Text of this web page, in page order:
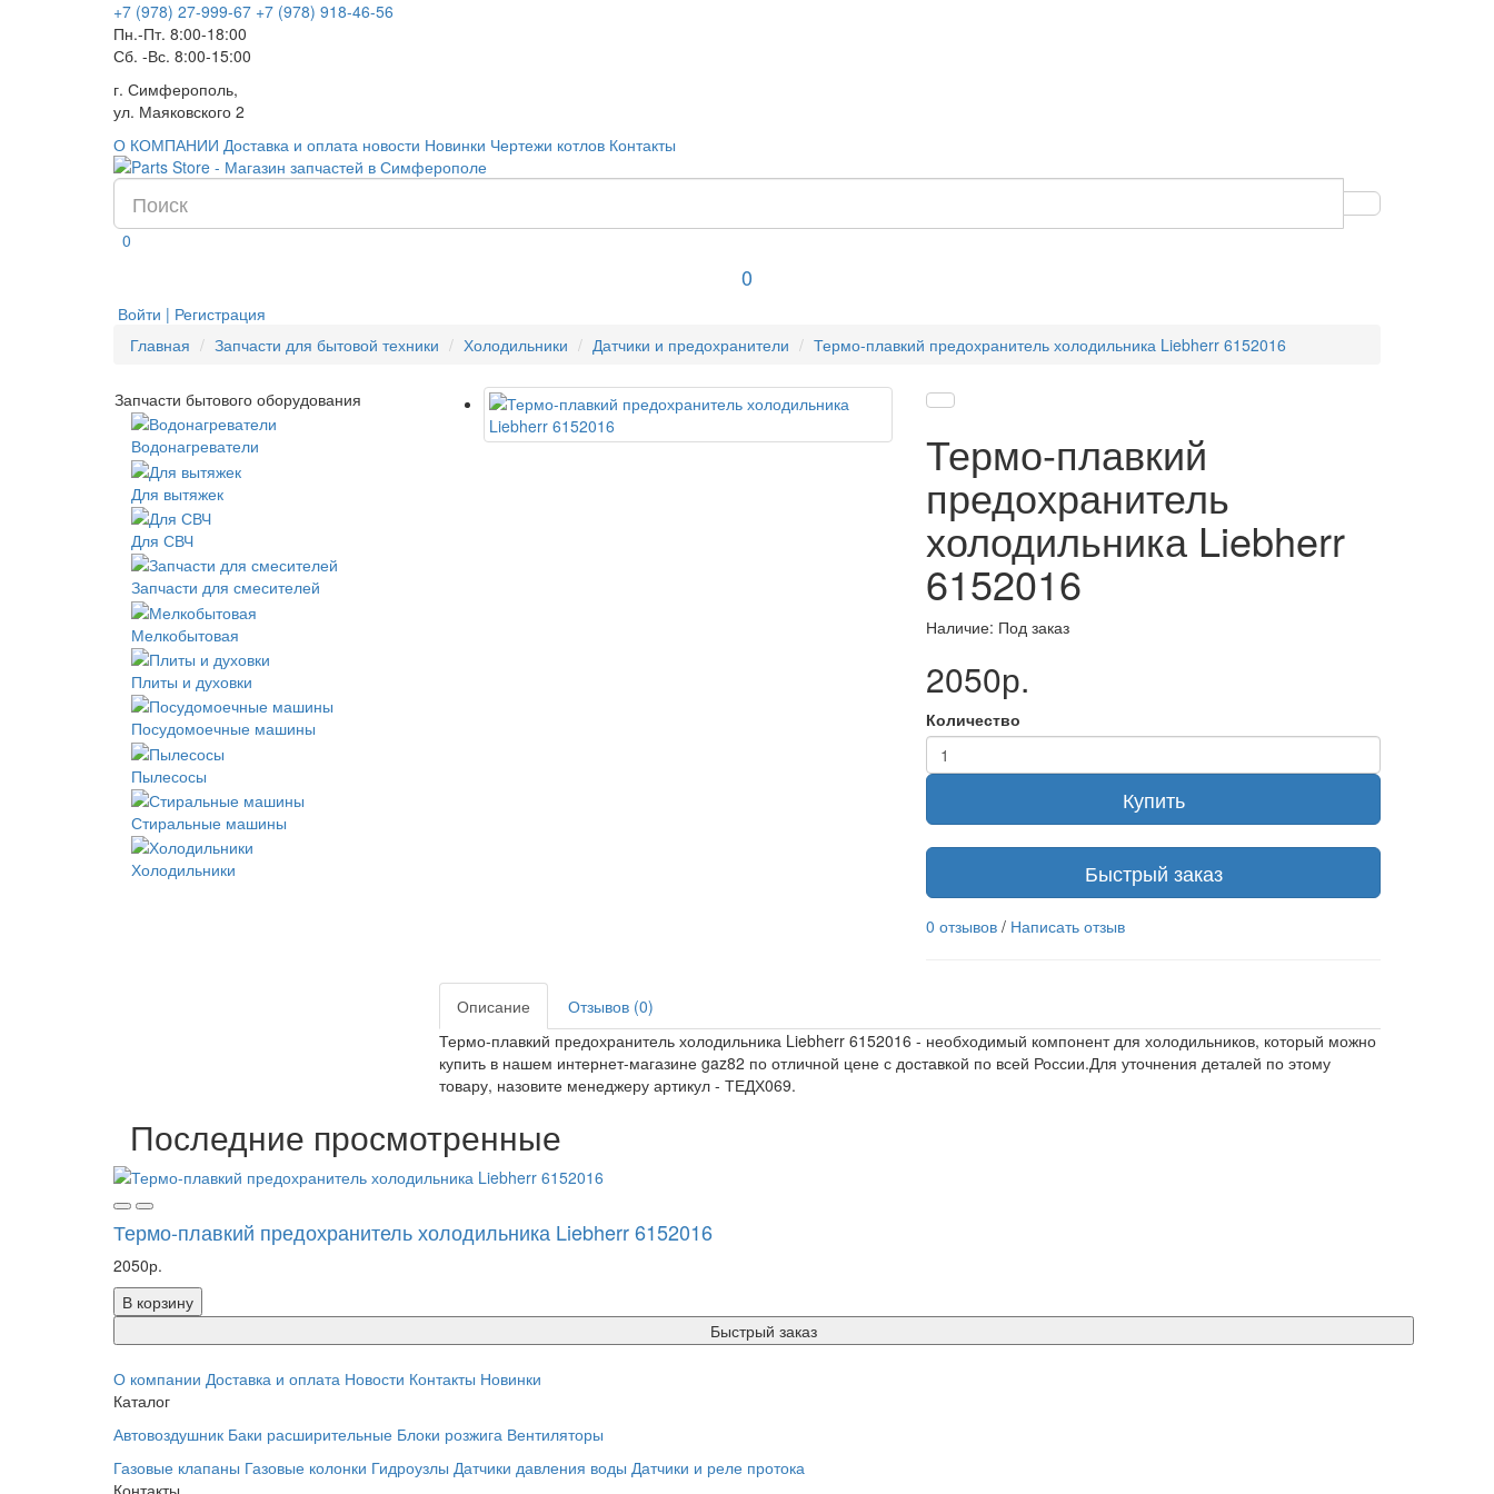
+7 (978) 27-999-67 +7 (978) 918-46-56
Пн.-Пт. 8:00-18:00
Сб. -Вс. 8:00-15:00
г. Симферополь,
ул. Маяковского 2
О КОМПАНИИ Доставка и оплата новости Новинки Чертежи котлов Контакты
0
0
Войти | Регистрация
Главная
Запчасти для бытовой техники Холодильники Датчики и предохранители Термо-плавкий предохранитель холодильника Liebherr 6152016
Запчасти бытового оборудования
Водонагреватели
Для вытяжек
Для СВЧ
Запчасти для смесителей
Мелкобытовая
Плиты и духовки
Посудомоечные машины
Пылесосы
Стиральные машины
Холодильники
Термо-плавкий
предохранитель
холодильника Liebherr
6152016
Наличие: Под заказ
2050р.
Количество
Купить
Быстрый заказ
0 отзывов / Написать отзыв
Описание
Отзывов (0)
Термо-плавкий предохранитель холодильника Liebherr 6152016 - необходимый компонент для холодильников, который можно
купить в нашем интернет-магазине gaz82 по отличной цене с доставкой по всей России.Для уточнения деталей по этому
товару, назовите менеджеру артикул - ТЕДХ069.
Последние просмотренные
Термо-плавкий предохранитель холодильника Liebherr 6152016
2050р.
В корзину
Быстрый заказ
О компании Доставка и оплата Новости Контакты Новинки
Каталог
Автовоздушник Баки расширительные Блоки розжига Вентиляторы
Газовые клапаны Газовые колонки Гидроузлы Датчики давления воды Датчики и реле протока
Контакты